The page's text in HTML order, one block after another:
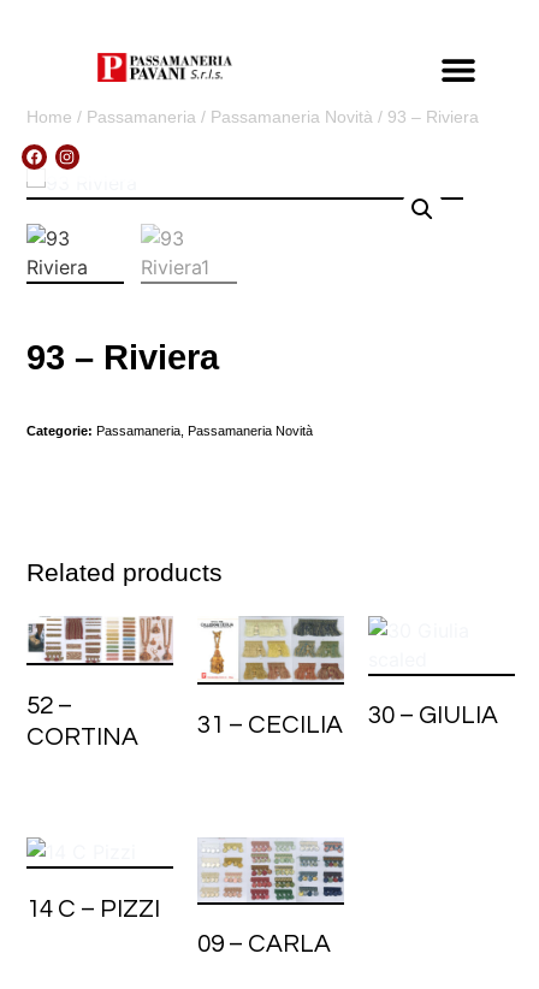
Home / Passamaneria / Passamaneria Novità / 93 – Riviera
93 – Riviera
Categorie: Passamaneria Passamaneria Novità
Related products
52 –
CORTINA
31 – CECILIA 30 – GIULIA
14 C – PIZZI
09 – CARLA